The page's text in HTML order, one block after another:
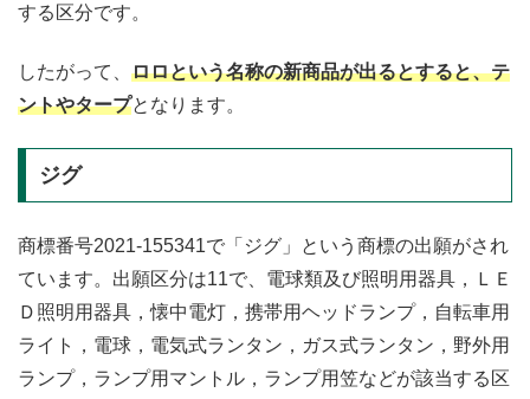
する区分です。
したがって、 ロロという名称の新商品が出るとすると、テ
ントやタープとなります。
ジグ
商標番号2021-155341で「ジグ」という商標の出願がされ
ています。出願区分は11で、電球類及び照明用器具，ＬＥ
Ｄ照明用器具，懐中電灯，携帯用ヘッドランプ，自転車用
ライト，電球，電気式ランタン，ガス式ランタン，野外用
ランプ，ランプ用マントル，ランプ用笠などが該当する区